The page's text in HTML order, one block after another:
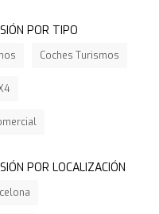
POR TIPO
Coches Turismos
POR LOCALIZACIÓN